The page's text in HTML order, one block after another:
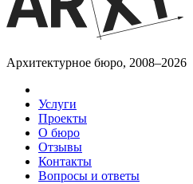
Архитектурное бюро, 2008–2026
Услуги
Проекты
О бюро
Отзывы
Контакты
Вопросы и ответы